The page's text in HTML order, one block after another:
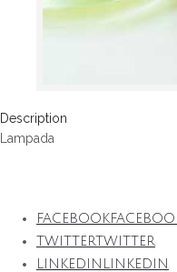
Description
Lampada
FACEBOOK
TWITTERTWITTER
LINKEDIN
LINKEDIN